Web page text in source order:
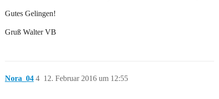
Gutes Gelingen!
Gruß Walter VB
Nora_04 12. Februar 2016 um 12:55
4